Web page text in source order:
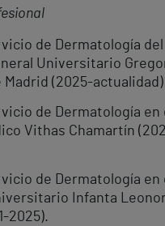
de Dermatología del
Universitario
Madrid (2025-actualidad)
de Dermatología en
Vithas Chamartín
de Dermatología en
Infanta
2025).